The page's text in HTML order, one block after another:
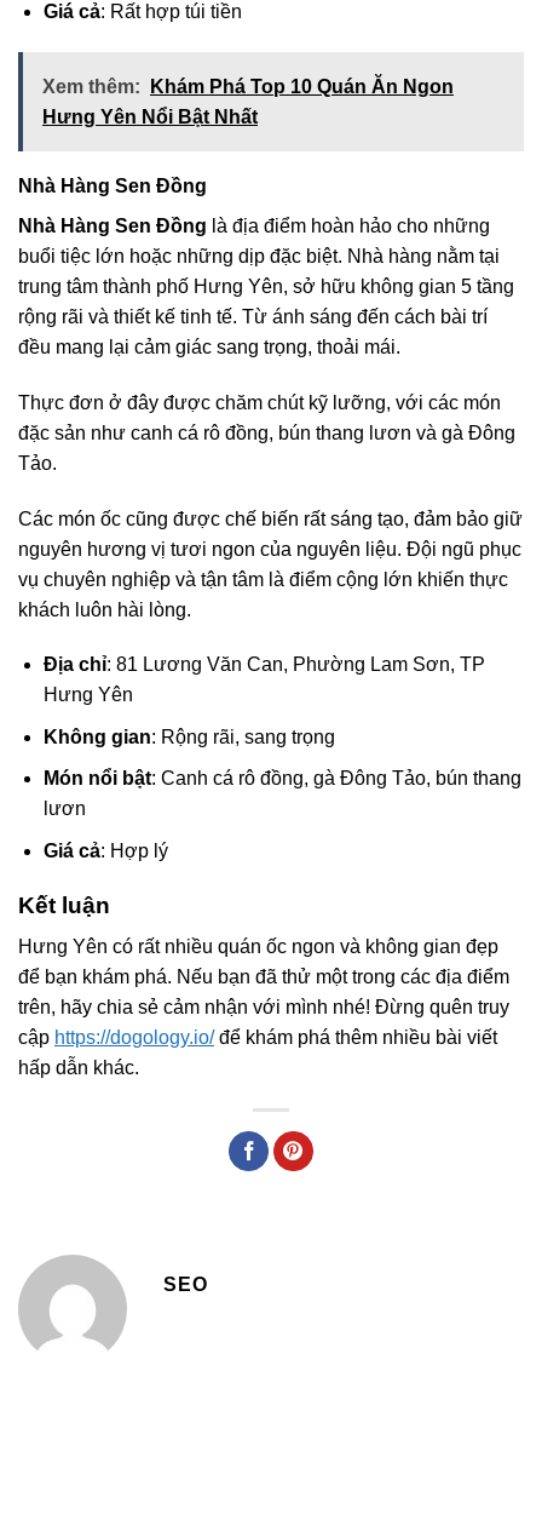
Giá cả: Rất hợp túi tiền
Xem thêm:
Khám Phá Top 10 Quán Ăn Ngon
Hưng Yên Nổi Bật Nhất
Nhà Hàng Sen Đồng
Nhà Hàng Sen Đồng là địa điểm hoàn hảo cho những
buổi tiệc lớn hoặc những dịp đặc biệt. Nhà hàng nằm tại
trung tâm thành phố Hưng Yên, sở hữu không gian 5 tầng
rộng rãi và thiết kế tinh tế. Từ ánh sáng đến cách bài trí
đều mang lại cảm giác sang trọng, thoải mái.
Thực đơn ở đây được chăm chút kỹ lưỡng, với các món
đặc sản như canh cá rô đồng, bún thang lươn và gà Đông
Tảo.
Các món ốc cũng được chế biến rất sáng tạo, đảm bảo giữ
nguyên hương vị tươi ngon của nguyên liệu. Đội ngũ phục
vụ chuyên nghiệp và tận tâm là điểm cộng lớn khiến thực
khách luôn hài lòng.
Địa chỉ: 81 Lương Văn Can, Phường Lam Sơn, TP
Hưng Yên
Không gian: Rộng rãi, sang trọng
Món nổi bật: Canh cá rô đồng, gà Đông Tảo, bún thang
lươn
Giá cả: Hợp lý
Kết luận
Hưng Yên có rất nhiều quán ốc ngon và không gian đẹp
để bạn khám phá. Nếu bạn đã thử một trong các địa điểm
trên, hãy chia sẻ cảm nhận với mình nhé! Đừng quên truy
cập https://dogology.io/ để khám phá thêm nhiều bài viết
hấp dẫn khác.
SEO